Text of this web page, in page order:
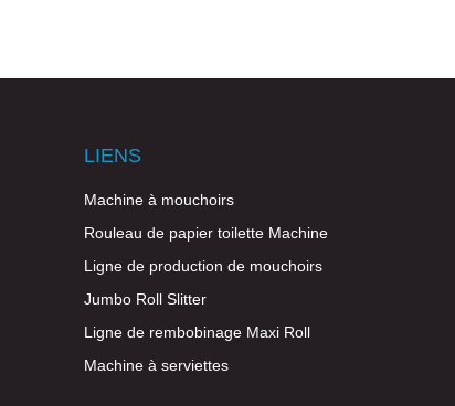
LIENS
Machine à mouchoirs
Rouleau de papier toilette Machine
Ligne de production de mouchoirs
Jumbo Roll Slitter
Ligne de rembobinage Maxi Roll
Machine à serviettes